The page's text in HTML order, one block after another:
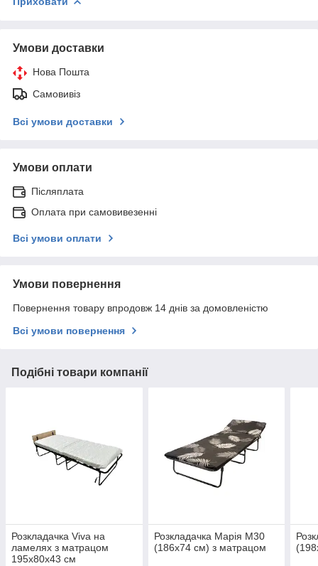
Умови доставки
Нова Пошта
Самовивіз
Всі умови доставки
Умови оплати
Післяплата
Оплата при самовивезенні
Всі умови оплати
Умови повернення
Повернення товару впродовж 14 днів за домовленістю
Всі умови повернення
Подібні товари компанії
Розкладачка Viva на
ламелях з матрацом
195х80х43 см
Розкладачка Марія M30
(186х74 см) з матрацом